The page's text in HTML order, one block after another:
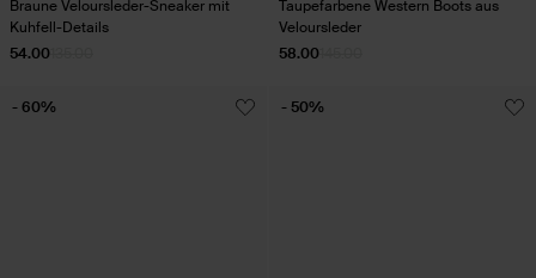
Braune Veloursleder-Sneaker mit
Kuhfell-Details
54.00
Taupefarbene Western Boots aus
Veloursleder
58.00
- 60% - 50%